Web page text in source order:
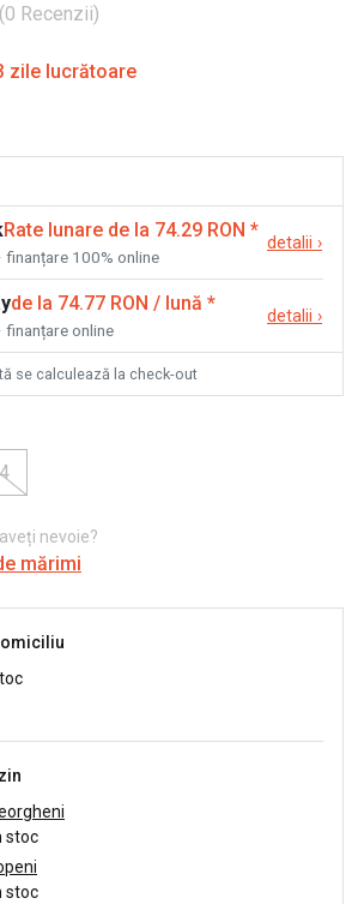
(0 Recenzii)
zile lucrătoare
Rate lunare de la 74.29 RON *
finanțare 100% online
detalii ›
de la 74.77 RON / lună *
finanțare online
detalii ›
se calculează la check-out
nevoie?
mărimi
stoc
stoc